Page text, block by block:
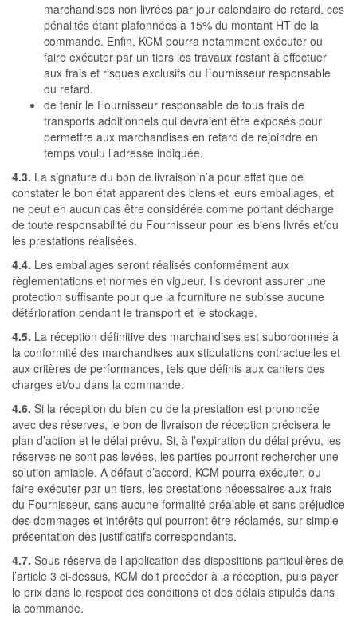
marchandises non livrées par jour calendaire de retard, ces
pénalités étant plafonnées à 15% du montant HT de la
commande. Enfin, KCM pourra notamment exécuter ou
faire exécuter par un tiers les travaux restant à effectuer
aux frais et risques exclusifs du Fournisseur responsable
du retard.
de tenir le Fournisseur responsable de tous frais de
transports additionnels qui devraient être exposés pour
permettre aux marchandises en retard de rejoindre en
temps voulu l’adresse indiquée.
4.3. La signature du bon de livraison n’a pour effet que de
constater le bon état apparent des biens et leurs emballages, et
ne peut en aucun cas être considérée comme portant décharge
de toute responsabilité du Fournisseur pour les biens livrés et/ou
les prestations réalisées.
4.4. Les emballages seront réalisés conformément aux
règlementations et normes en vigueur. Ils devront assurer une
protection suffisante pour que la fourniture ne subisse aucune
détérioration pendant le transport et le stockage.
4.5. La réception définitive des marchandises est subordonnée à
la conformité des marchandises aux stipulations contractuelles et
aux critères de performances, tels que définis aux cahiers des
charges et/ou dans la commande.
4.6. Si la réception du bien ou de la prestation est prononcée
avec des réserves, le bon de livraison de réception précisera le
plan d’action et le délai prévu. Si, à l’expiration du délai prévu, les
réserves ne sont pas levées, les parties pourront rechercher une
solution amiable. A défaut d’accord, KCM pourra exécuter, ou
faire exécuter par un tiers, les prestations nécessaires aux frais
du Fournisseur, sans aucune formalité préalable et sans préjudice
des dommages et intérêts qui pourront être réclamés, sur simple
présentation des justificatifs correspondants.
4.7. Sous réserve de l’application des dispositions particulières de
l’article 3 ci-dessus, KCM doit procéder à la réception, puis payer
le prix dans le respect des conditions et des délais stipulés dans
la commande.